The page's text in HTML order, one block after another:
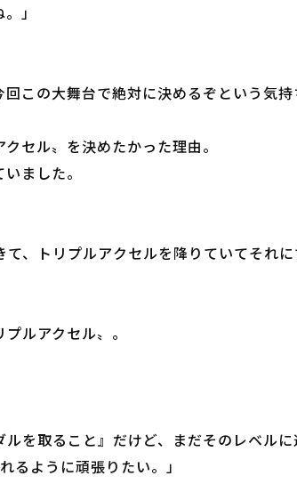
」
回この大舞台で絶対に決めるぞという気
セル〟を決めたかった理由。
ました。
て、トリプルアクセルを降りていてそれ
ルアクセル〟。
ルを取ること』だけど、まだそのレベル
るように頑張りたい。」